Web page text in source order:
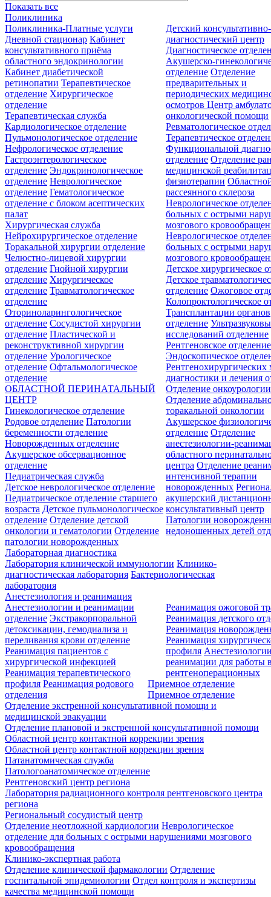
Показать все
Поликлиника
Поликлиника-Платные услуги
Дневной стационар Кабинет
консультативного приёма
областного эндокринологии
Кабинет диабетической
ретинопатии Терапевтическое
отделение Хирургическое
отделение
Детский консультативно-
диагностический центр
Диагностическое
Акушерско-
отделение Отделение
предварительных и
периодических
осмотровЦентр
онкологической помощи
Терапевтическая служба
Кардиологическое отделение
Пульмонологическое отделение
Нефрологическое отделение
Гастроэнтерологическое
отделение Эндокринологическое
отделение Неврологическое
отделение Гематологическое
отделение c блоком асептических
палат
Ревматологическое
Терапевтическое
Функциональной
отделение Отделение
медицинской
физиотерапии
рассеянного склероза
Неврологическое
больных с острыми
мозгового
Неврологическое
больных с острыми
мозгового
Хирургическая служба
Нейрохирургическое отделение
Торакальной хирургии отделение
Челюстно-лицевой хирургии
отделение Гнойной хирургии
отделение Хирургическое
отделение Травматологическое
отделение
Оториноларингологическое
отделение Сосудистой хирургии
отделение Пластической и
реконструктивной хирургии
отделение Урологическое
отделение Офтальмологическое
отделение
Детское хирургическое
Детское
отделение Ожоговое
Колопроктологическое
Трансплантации органов
отделение
исследований отделение
Рентгеновское отделение
Эндоскопическое
Рентгенохирургических
диагностики и лечения
Отделение онкоурологии
Отделение
торакальной онкологии
ОБЛАСТНОЙ ПЕРИНАТАЛЬНЫЙ
ЦЕНТР
Гинекологическое отделение
Родовое отделение Патологии
беременности отделение
Новорожденных отделение
Акушерское обсервационное
отделение
Акушерское
отделение Отделение
анестезиологии-
областного
центра Отделение
интенсивной терапии
новорожденных
акушерский
консультативный центр
Патологии
недоношенных детей
Педиатрическая служба
Детское неврологическое отделение
Педиатрическое отделение старшего
возраста Детское пульмонологическое
отделение Отделение детской
онкологии и гематологии Отделение
патологии новорожденных
Лабораторная диагностика
Лаборатория клинической иммунологии Клинико-
диагностическая лаборатория Бактериологическая
лаборатория
Анестезиология и реанимация
Анестезиологии и реанимации
отделение Экстракорпоральной
детоксикации, гемодиализа и
переливания крови отделение
Реанимация пациентов с
хирургической инфекцией
Реанимация терапевтического
профиля Реанимация родового
отделения
Реанимация ожоговой
Реанимация детского
Реанимация
Реанимация
профиля
реанимации для работы
рентгеноперационных
Приемное отделение
Приемное отделение
Отделение экстренной консультативной помощи и
медицинской эвакуации
Отделение плановой и экстренной консультативной помощи
Областной центр контактной коррекции зрения
Областной центр контактной коррекции зрения
Патанатомическая служба
Патологоанатомическое отделение
Рентгеновский центр региона
Лаборатория радиационного контроля рентгеновского центра
региона
Региональный сосудистый центр
Отделение неотложной кардиологии Неврологическое
отделение для больных с острыми нарушениями мозгового
кровообращения
Клинико-экспертная работа
Отделение клинической фармакологии Отделение
госпитальной эпидемиологии Отдел контроля и экспертизы
качества медицинской помощи